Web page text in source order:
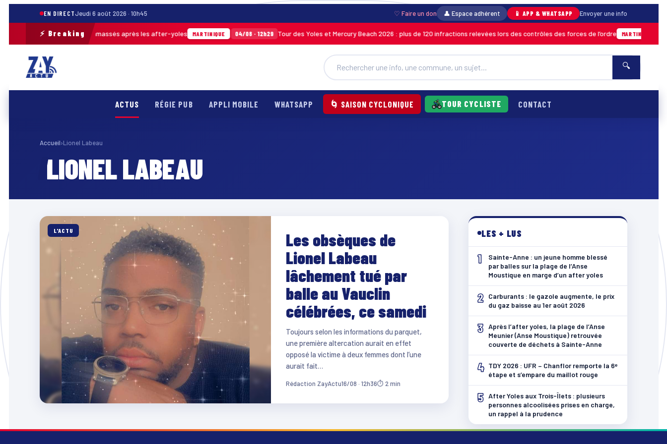
EN DIRECTJeudi 6 août 2026 · 10h45 ♡ Faire un don 👤 Espace adhérent 📱 APP & WHATSAPP Envoyer une info
⚡ Breaking
de 30 m³ de déchets ramassés après les after-yoles MARTINIQUE 04/08 · 12h29 Tour des Yoles et Mercury Beach 2026 : plus de 120 infractions relevées lors des contrôles des forces de l’ordre MARTINIQUE
🔍
ACTUS RÉGIE PUB APPLI MOBILE WHATSAPP 🌀 SAISON CYCLONIQUE TOUR CYCLISTE CONTACT
Accueil›Lionel Labeau
LIONEL LABEAU
L'ACTU
Les obsèques de
Lionel Labeau
lâchement tué par
balle au Vauclin
célébrées, ce samedi
Toujours selon les informations du parquet,
une première altercation aurait en effet
opposé la victime à deux femmes dont l’une
aurait fait…
Rédaction ZayActu16/08 · 12h36⏱ 2 min
LES + LUS
1
Sainte-Anne : un jeune homme blessé
par balles sur la plage de l’Anse
Moustique en marge d’un after yoles
2
Carburants : le gazole augmente, le prix
du gaz baisse au 1er août 2026
3 Après l’after yoles, la plage de l’Anse
Meunier (Anse Moustique) retrouvée
couverte de déchets à Sainte-Anne
4 TDY 2026 : UFR – Chanflor remporte la 6ᵉ
étape et s’empare du maillot rouge
5 After Yoles aux Trois-Îlets : plusieurs
personnes alcoolisées prises en charge,
un rappel à la prudence